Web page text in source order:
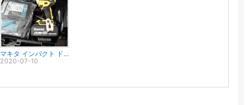
マキタ インパクト ドライバー 買取! |【工具買取＠ブランドバゲージ豊川】豊橋 新城 蒲郡
2020-07-10